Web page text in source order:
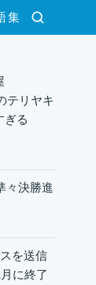
検索
集
テリヤキ
ぎる
々決勝進
を送信
に終了